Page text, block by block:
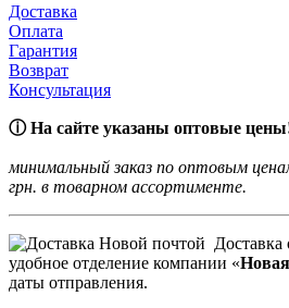
Доставка
Оплата
Гарантия
Возврат
Консультация
ⓘ На сайте указаны оптовые
минимальный заказ по оптовым
грн. в товарном ассортименте.
Доставка
удобное отделение компании «
даты отправления.